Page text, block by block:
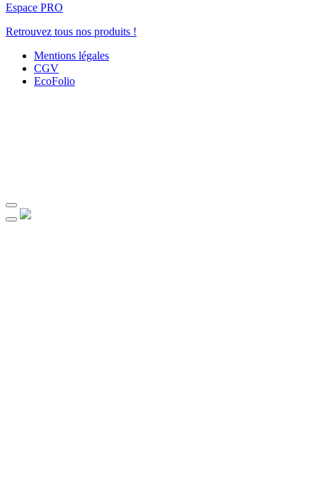
Espace PRO
Retrouvez tous nos produits !
Mentions légales
CGV
EcoFolio